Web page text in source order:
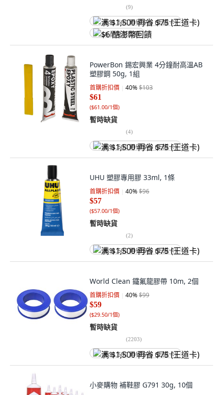
(9)
满 $1,500 再省 $75 (王道卡)
$6 酷澎幣回饋
PowerBon 錫宏興業 4分鐘耐高溫AB
塑膠鋼 50g, 1組
首購折扣價 40%$103
$61
($61.00/1個)
暫時缺貨
(4)
满 $1,500 再省 $75 (王道卡)
UHU 塑膠專用膠 33ml, 1條
首購折扣價 40%$96
$57
($57.00/1個)
暫時缺貨
(2)
满 $1,500 再省 $75 (王道卡)
World Clean 鐵氟龍膠帶 10m, 2個
首購折扣價 40%$99
$59
($29.50/1個)
暫時缺貨
(2203)
满 $1,500 再省 $75 (王道卡)
小麥購物 補鞋膠 G791 30g, 10個